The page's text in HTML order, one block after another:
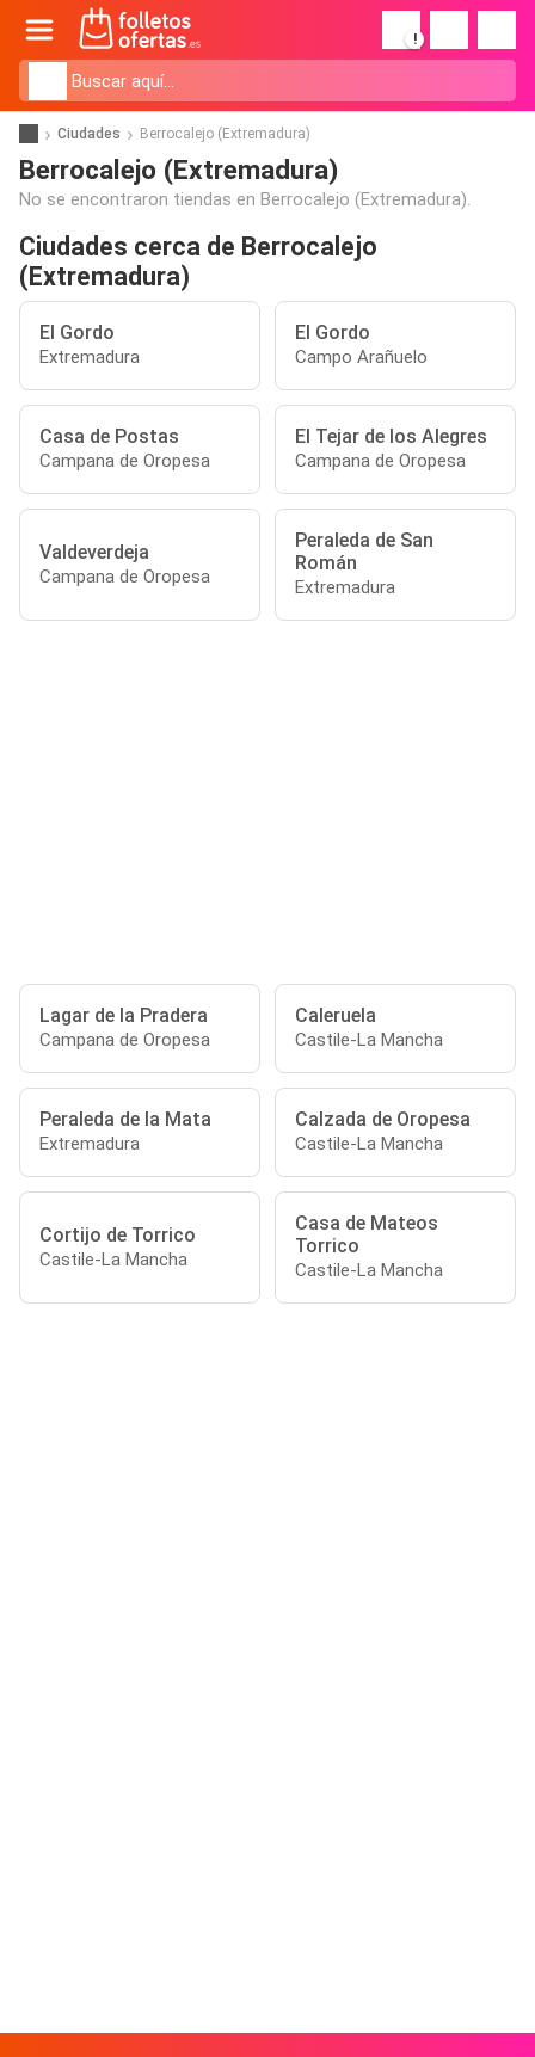
!
Ciudades Berrocalejo (Extremadura)
Berrocalejo (Extremadura)
No se encontraron tiendas en Berrocalejo (Extremadura).
Ciudades cerca de Berrocalejo
(Extremadura)
El Gordo
Extremadura
El Gordo
Campo Arañuelo
Casa de Postas
Campana de Oropesa
El Tejar de los Alegres
Campana de Oropesa
Valdeverdeja
Campana de Oropesa
Peraleda de San
Román
Extremadura
Lagar de la Pradera
Campana de Oropesa
Caleruela
Castile-La Mancha
Peraleda de la Mata
Extremadura
Calzada de Oropesa
Castile-La Mancha
Cortijo de Torrico
Castile-La Mancha
Casa de Mateos
Torrico
Castile-La Mancha